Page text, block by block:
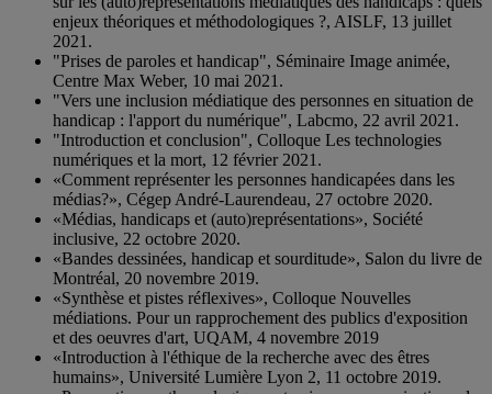
enjeux théoriques et méthodologiques ?, AISLF, 13 juillet
2021.
"Prises de paroles et handicap", Séminaire Image animée,
Centre Max Weber, 10 mai 2021.
"Vers une inclusion médiatique des personnes en situation de
handicap : l'apport du numérique", Labcmo, 22 avril 2021.
"Introduction et conclusion", Colloque Les technologies
numériques et la mort, 12 février 2021.
«Comment représenter les personnes handicapées dans les
médias?», Cégep André-Laurendeau, 27 octobre 2020.
«Médias, handicaps et (auto)représentations», Société
inclusive, 22 octobre 2020.
«Bandes dessinées, handicap et sourditude», Salon du livre de
Montréal, 20 novembre 2019.
«Synthèse et pistes réflexives», Colloque Nouvelles
médiations. Pour un rapprochement des publics d'exposition
et des oeuvres d'art, UQAM, 4 novembre 2019
«Introduction à l'éthique de la recherche avec des êtres
humains», Université Lumière Lyon 2, 11 octobre 2019.